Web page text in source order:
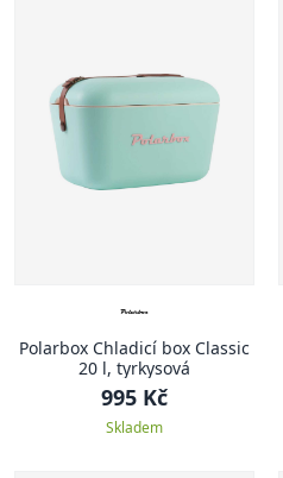
Polarbox Chladicí box Classic
20 l, tyrkysová
995 Kč
Skladem